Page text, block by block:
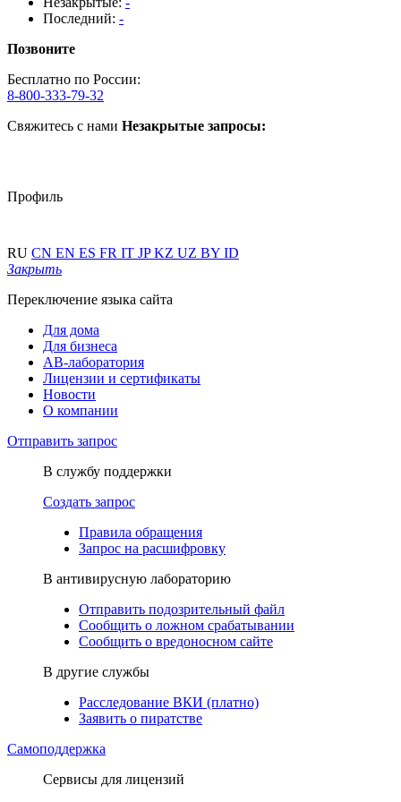
Последний: -
Позвоните
Бесплатно по России:
8-800-333-79-32
Свяжитесь с нами Незакрытые запросы:
Профиль
RU CN EN ES FR IT JPKZ UZ BY ID
Закрыть
Переключение языка сайта
Для дома
Для бизнеса
АВ-лаборатория
Лицензии и сертификаты
Новости
О компании
Отправить запрос
В службу поддержки
Создать запрос
Правила обращения
Запрос на расшифровку
В антивирусную лабораторию
Отправить подозрительный файл
Сообщить о ложном срабатывании
Сообщить о вредоносном сайте
В другие службы
Расследование ВКИ (платно)
Заявить о пиратстве
Самоподдержка
Сервисы для лицензий